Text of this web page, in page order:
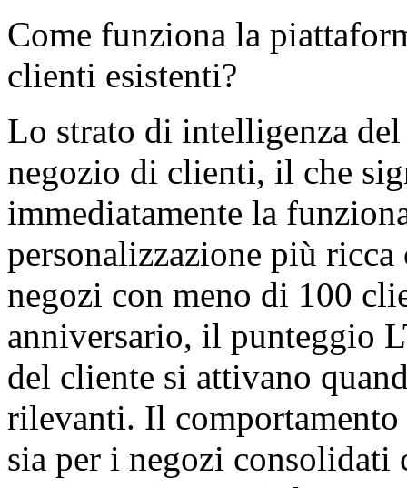
Come funziona la
clienti esistenti?
Lo strato di intelligenza
negozio di clienti, il che
immediatamente la
personalizzazione più
negozi con meno di 100
anniversario, il punteggio
del cliente si attivano
rilevanti. Il
sia per i negozi consolidati